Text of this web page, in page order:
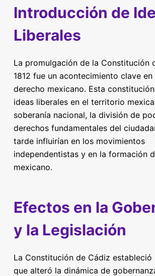
Introducción de
Liberales
La promulgación de la Constitución
1812 fue un acontecimiento clave
derecho mexicano. Esta
ideas liberales en el territorio
soberanía nacional, la división de
derechos fundamentales del
tarde influirían en los movimientos
independentistas y en la formación
mexicano.
Efectos en la
y la Legislación
La Constitución de Cádiz estableció
que alteró la dinámica de